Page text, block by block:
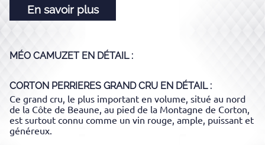
En savoir plus
MÉO CAMUZETEN DÉTAIL :
CORTON PERRIERES GRAND CRU EN DÉTAIL :
Ce grand cru, le plus important en volume, situé au nord
de la Côte de Beaune, au pied de la Montagne de Corton,
est surtout connu comme un vin rouge, ample, puissant et
généreux.